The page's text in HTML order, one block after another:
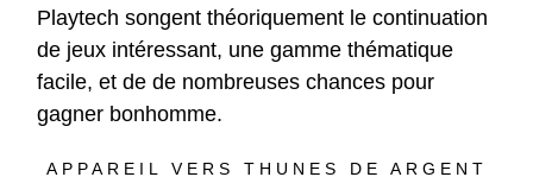
Playtech songent théoriquement le continuation
de jeux intéressant, une gamme thématique
facile, et de de nombreuses chances pour
gagner bonhomme.
APPAREIL VERS THUNES DE ARGENT